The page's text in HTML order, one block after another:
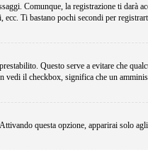
Comunque, la registrazione ti
Ti bastano pochi secondi per
Questo serve a evitare che
il checkbox, significa che un
questa opzione, apparirai solo